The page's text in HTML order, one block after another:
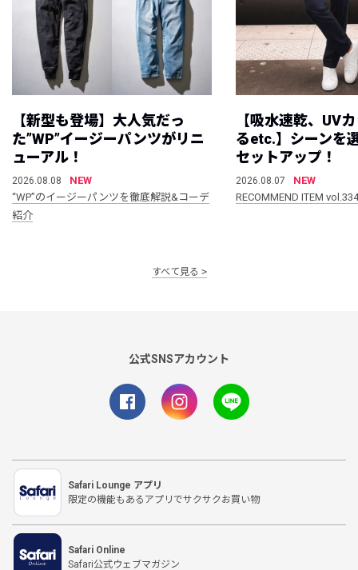
【新型も登場】大人気だっ
た”WP”イージーパンツがリニ
ューアル！
2026.08.08
NEW
“WP”のイージーパンツを徹底解説&コーデ
紹介
【吸水速乾、UV
るetc.】シーンを
セットアップ！
2026.08.07
NEW
RECOMMEND ITEM vol.334
すべて見る
公式SNSアカウント
Safari Lounge アプリ
限定の機能もあるアプリでサクサクお買い物
Safari Online
Safari公式ウェブマガジン